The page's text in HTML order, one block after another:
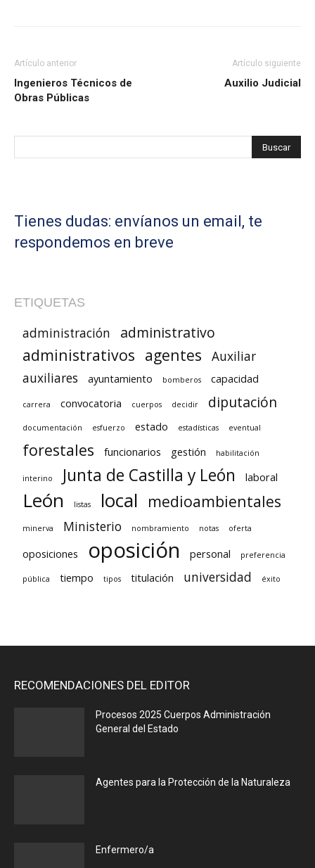
Artículo anterior
Ingenieros Técnicos de
Obras Públicas
Artículo siguiente
Auxilio Judicial
Tienes dudas: envíanos un email, te
respondemos en breve
ETIQUETAS
administración administrativo
administrativos agentes
Auxiliar
auxiliares
ayuntamiento bomberos capacidad
carrera convocatoria cuerpos decidir diputación
documentación esfuerzo estado estadísticas eventual
forestales funcionarios gestión habilitación
interino Junta de Castilla y León laboral
León listas local medioambientales
minerva Ministerio nombramiento notas oferta
oposiciones oposición personal preferencia
pública tiempo tipos titulación universidad éxito
RECOMENDACIONES DEL EDITOR
Procesos 2025 Cuerpos Administración
General del Estado
Agentes para la Protección de la Naturaleza
Enfermero/a